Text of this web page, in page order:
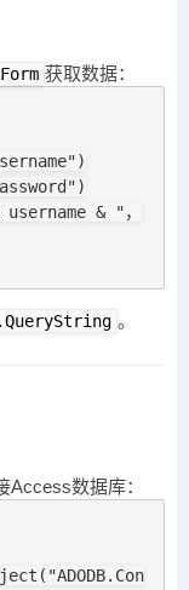
获取数据：
& "，
。
Access数据库：